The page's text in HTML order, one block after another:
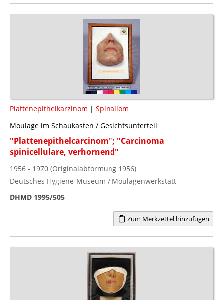
Plattenepithelkarzinom | Spinaliom
Moulage im Schaukasten / Gesichtsunterteil
"Plattenepithelcarcinom"; "Carcinoma
spinicellulare, verhornend"
1956 - 1970 (Originalabformung 1956)
Deutsches Hygiene-Museum / Moulagenwerkstatt
DHMD 1995/505
Zum Merkzettel hinzufügen